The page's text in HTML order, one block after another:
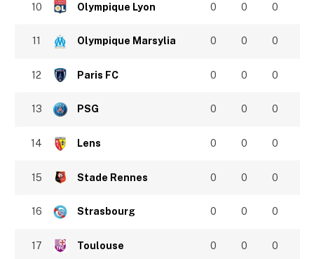
10 Olympique Lyon 0 0 0
11 Olympique Marsylia 0 0 0
12 Paris FC 0 0 0
13 PSG 0 0 0
14 Lens 0 0 0
15 Stade Rennes 0 0 0
16 Strasbourg 0 0 0
17 Toulouse 0 0 0